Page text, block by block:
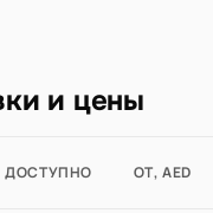
и цены
ДОСТУПНО ОТ, AED